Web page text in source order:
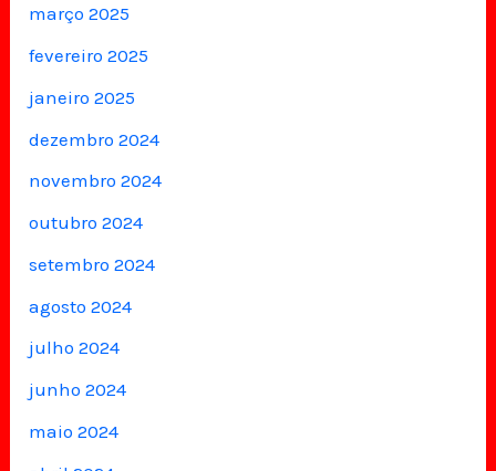
março 2025
fevereiro 2025
janeiro 2025
dezembro 2024
novembro 2024
outubro 2024
setembro 2024
agosto 2024
julho 2024
junho 2024
maio 2024